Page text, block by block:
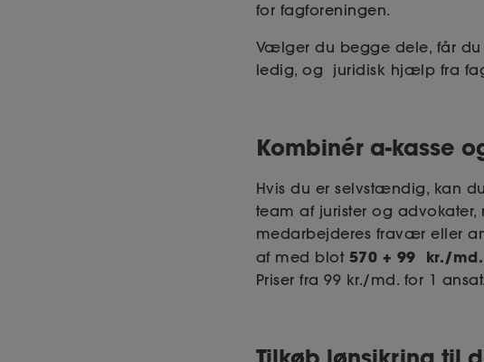
for fagforeningen.
Vælger du begge dele, får
ledig, og juridisk hjælp fra
Kombinér a-kasse
Hvis du er selvstændig, kan
team af jurister og
medarbejderes fravær eller
af med blot 570 + 99 kr./md.
Priser fra 99 kr./md. for 1 ansat.